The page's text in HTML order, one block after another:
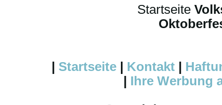
Startseite
Startseite Kontakt
Ihre Werbung